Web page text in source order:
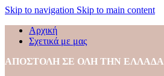
Skip to navigation Skip to main content
Αρχική
Σχετικά με μας
ΑΠΟΣΤΟΛΗ ΣΕ ΟΛΗ ΤΗΝ ΕΛΛΑΔΑ